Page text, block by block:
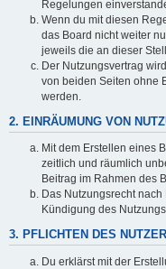
Regelungen
Wenn du mit diesen
das Board nicht weiter
jeweils die an dieser
Der Nutzungsvertrag
von beiden Seiten ohne
werden.
2. EINRÄUMUNG VON
Mit dem Erstellen eines
zeitlich und räumlich
Beitrag im Rahmen des
Das Nutzungsrecht
Kündigung des
3. PFLICHTEN DES
Du erklärst mit der